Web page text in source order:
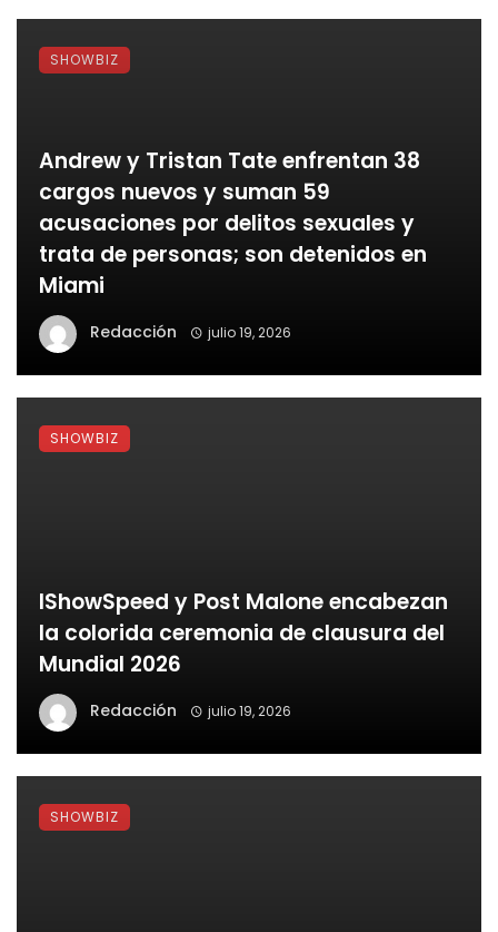
Andrew y Tristan Tate enfrentan 38
cargos nuevos y suman 59
acusaciones por delitos sexuales y
trata de personas; son detenidos en
Miami
Redacción julio 19, 2026
SHOWBIZ
IShowSpeed y Post Malone encabezan
la colorida ceremonia de clausura del
Mundial 2026
Redacción julio 19, 2026
SHOWBIZ
SHOWBIZ